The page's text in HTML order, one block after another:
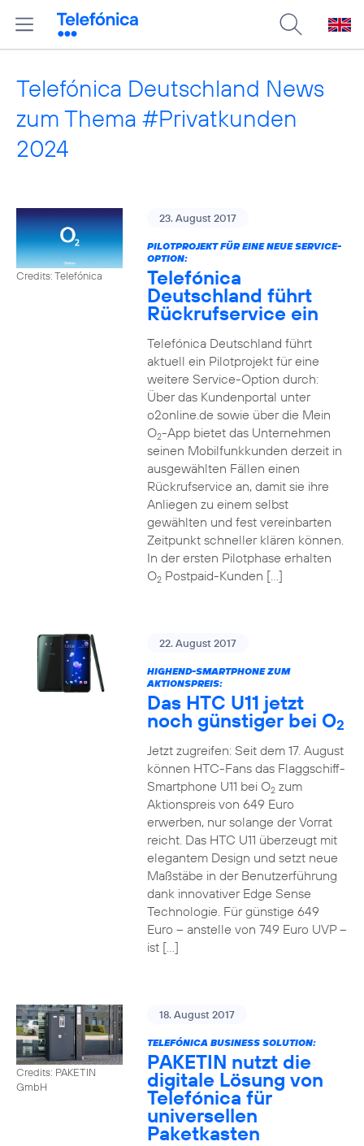
Telefónica Deutschland News
zum Thema #Privatkunden
2024
Credits: Telefónica
23. August 2017
PILOTPROJEKT FÜR EINE NEUE SERVICE-
OPTION:
Telefónica
Deutschland führt
Rückrufservice ein
Telefónica Deutschland führt
aktuell ein Pilotprojekt für eine
weitere Service-Option durch:
Über das Kundenportal unter
o2online.de sowie über die Mein
O2-App bietet das Unternehmen
seinen Mobilfunkkunden derzeit in
ausgewählten Fällen einen
Rückrufservice an, damit sie ihre
Anliegen zu einem selbst
gewählten und fest vereinbarten
Zeitpunkt schneller klären können.
In der ersten Pilotphase erhalten
O2Postpaid-Kunden […]
22. August 2017
HIGHEND-SMARTPHONE ZUM
AKTIONSPREIS:
Das HTC U11 jetzt
noch günstiger bei O2
Jetzt zugreifen: Seit dem 17. August
können HTC-Fans das Flaggschiff-
Smartphone U11 bei O2zum
Aktionspreis von 649 Euro
erwerben, nur solange der Vorrat
reicht. Das HTC U11 überzeugt mit
elegantem Design und setzt neue
Maßstäbe in der Benutzerführung
dank innovativer Edge Sense
Technologie. Für günstige 649
Euro – anstelle von 749 Euro UVP –
ist […]
Credits: PAKETIN
GmbH
18. August 2017
TELEFÓNICA BUSINESS SOLUTION:
PAKETIN nutzt die
digitale Lösung von
Telefónica für
universellen
Paketkasten